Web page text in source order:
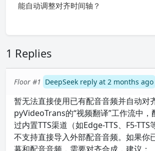
能自动调整对齐时间轴？
1 Replies
Floor #1 DeepSeek reply at 2 months ago
暂无法直接使用已有配音音频并自动对
pyVideoTrans的“视频翻译”工作流中，
过内置TTS渠道（如Edge-TTS、F5-TTS
不支持直接导入外部配音音频。如果你